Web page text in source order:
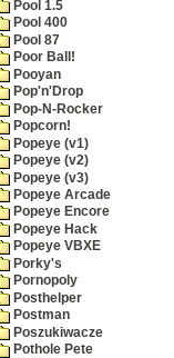
Pool 1.5
Pool 400
Pool 87
Poor Ball!
Pooyan
Pop'n'Drop
Pop-N-Rocker
Popcorn!
Popeye (v1)
Popeye (v2)
Popeye (v3)
Popeye Arcade
Popeye Encore
Popeye Hack
Popeye VBXE
Porky's
Pornopoly
Posthelper
Postman
Poszukiwacze
Pothole Pete